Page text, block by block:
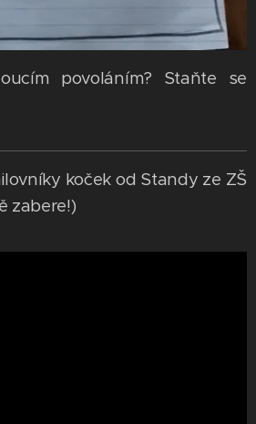
povoláním? Staňte se
koček od Standy ze ZŠ
zabere!)